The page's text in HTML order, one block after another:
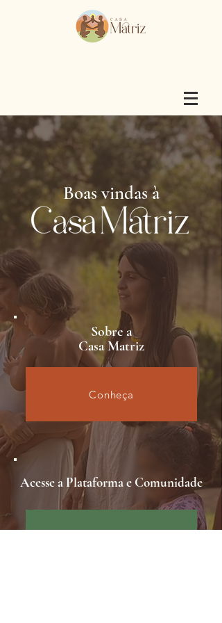
Boas vindas à
Sobre a
Casa Matriz
Conheça
Acesse a Plataforma e Comunidade